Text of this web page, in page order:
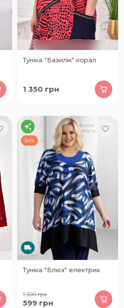
Туніка "Базилік" корал
1 350 грн
54%
Туніка "Блюз" електрик
1 300грн
599 грн